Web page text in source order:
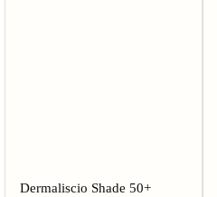
Dermaliscio Shade 50+